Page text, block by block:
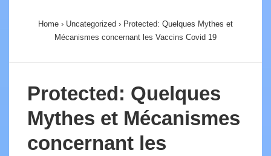
Home › Uncategorized › Protected: Quelques Mythes et
Mécanismes concernant les Vaccins Covid 19
Protected: Quelques
Mythes et Mécanismes
concernant les